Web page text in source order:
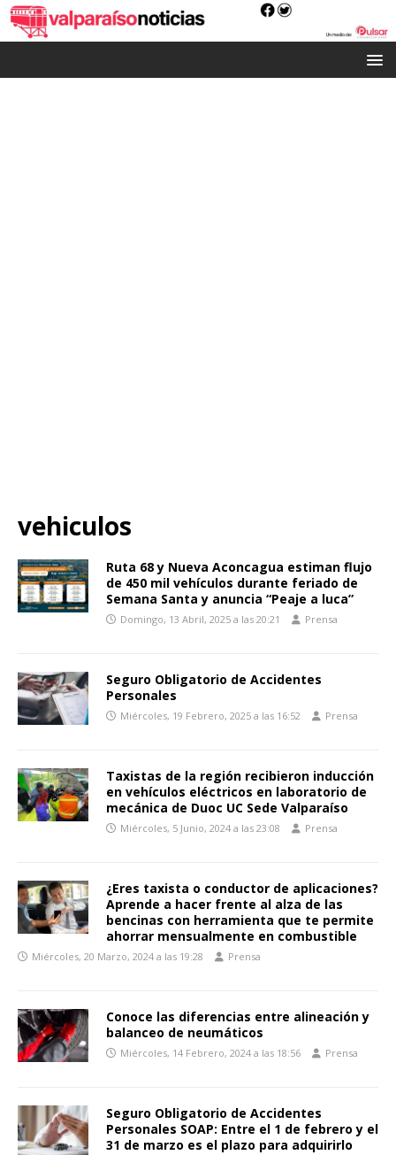
vehiculos
Ruta 68 y Nueva Aconcagua estiman flujo
de 450 mil vehículos durante feriado de
Semana Santa y anuncia “Peaje a luca”
Domingo, 13 Abril, 2025 a las 20:21 Prensa
Seguro Obligatorio de Accidentes
Personales
Miércoles, 19 Febrero, 2025 a las 16:52 Prensa
Taxistas de la región recibieron inducción
en vehículos eléctricos en laboratorio de
mecánica de Duoc UC Sede Valparaíso
Miércoles, 5 Junio, 2024 a las 23:08 Prensa
¿Eres taxista o conductor de aplicaciones?
Aprende a hacer frente al alza de las
bencinas con herramienta que te permite
ahorrar mensualmente en combustible
Miércoles, 20 Marzo, 2024 a las 19:28 Prensa
Conoce las diferencias entre alineación y
balanceo de neumáticos
Miércoles, 14 Febrero, 2024 a las 18:56 Prensa
Seguro Obligatorio de Accidentes
Personales SOAP: Entre el 1 de febrero y el
31 de marzo es el plazo para adquirirlo